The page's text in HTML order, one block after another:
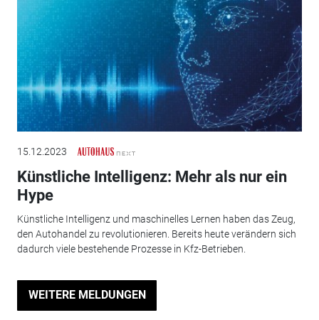
15.12.2023
Künstliche Intelligenz: Mehr als nur ein
Hype
Künstliche Intelligenz und maschinelles Lernen haben das Zeug,
den Autohandel zu revolutionieren. Bereits heute verändern sich
dadurch viele bestehende Prozesse in Kfz-Betrieben.
WEITERE MELDUNGEN